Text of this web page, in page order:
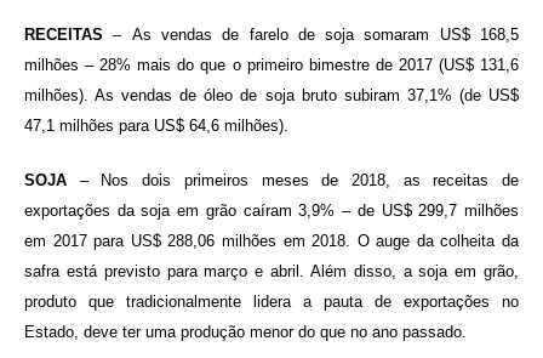
RECEITAS – As vendas de farelo de soja somaram US$ 168,5
milhões – 28% mais do que o primeiro bimestre de 2017 (US$ 131,6
milhões). As vendas de óleo de soja bruto subiram 37,1% (de US$
47,1 milhões para US$ 64,6 milhões).
SOJA – Nos dois primeiros meses de 2018, as receitas de
exportações da soja em grão caíram 3,9% – de US$ 299,7 milhões
em 2017 para US$ 288,06 milhões em 2018. O auge da colheita da
safra está previsto para março e abril. Além disso, a soja em grão,
produto que tradicionalmente lidera a pauta de exportações no
Estado, deve ter uma produção menor do que no ano passado.